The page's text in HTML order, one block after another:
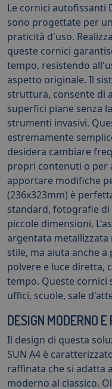
Le cornici autofissanti
sono progettate per
praticità d'uso.
queste cornici
tempo, resistendo
aspetto originale. Il
struttura, consente di
superfici piane senza
strumenti invasivi.
estremamente
desidera cambiare
propri contenuti o per
apportare modifiche
(236x323mm) è
standard, fotografie
piccole dimensioni.
argentata
stile, ma aiuta anche
polvere e luce diretta,
tempo. Queste cornici
uffici, scuole, sale
DESIGN MODERNO
Il design di questa
SUN A4 è
raffinata che si adatta
moderno al classico.